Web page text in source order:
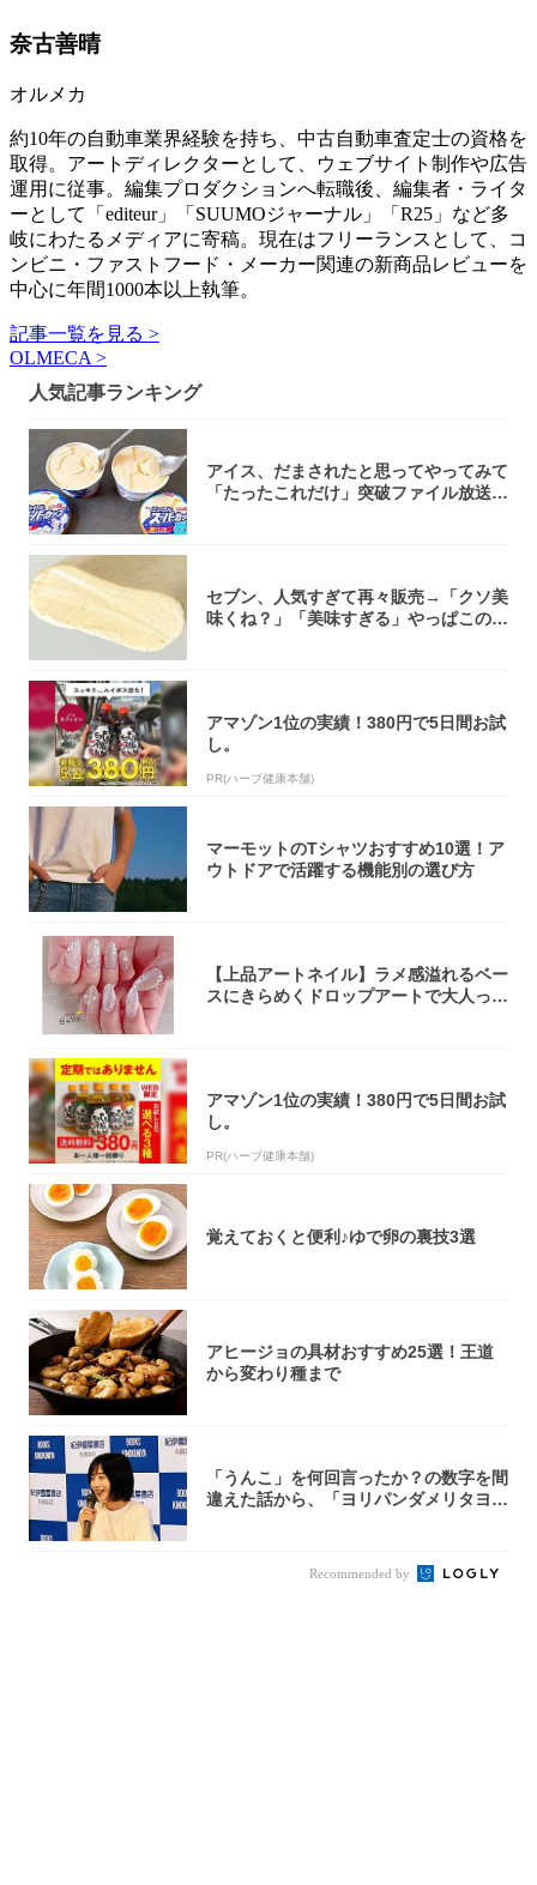
奈古善晴
オルメカ
約10年の自動車業界経験を持ち、中古自動車査定士の資格を
取得。アートディレクターとして、ウェブサイト制作や広告
運用に従事。編集プロダクションへ転職後、編集者・ライタ
ーとして「editeur」「SUUMOジャーナル」「R25」など多
岐にわたるメディアに寄稿。現在はフリーランスとして、コ
ンビニ・ファストフード・メーカー関連の新商品レビューを
中心に年間1000本以上執筆。
記事一覧を見る >
OLMECA >
人気記事ランキング
アイス、だまされたと思ってやってみて
「たったこれだけ」突破ファイル放送で
セブン、人気すぎて再々販売→「クソ美
味くね？」「美味すぎる」やっぱこのク
アマゾン1位の実績！380円で5日間お試
し。
PR(ハーブ健康本舗)
マーモットのTシャツおすすめ10選！ア
ウトドアで活躍する機能別の選び方
【上品アートネイル】ラメ感溢れるベー
スにきらめくドロップアートで大人っぽ
アマゾン1位の実績！380円で5日間お試
し。
PR(ハーブ健康本舗)
覚えておくと便利♪ゆで卵の裏技3選
アヒージョの具材おすすめ25選！王道
から変わり種まで
「うんこ」を何回言ったか？の数字を間
違えた話から、「ヨリパンダメリタヨコ
Recommended by